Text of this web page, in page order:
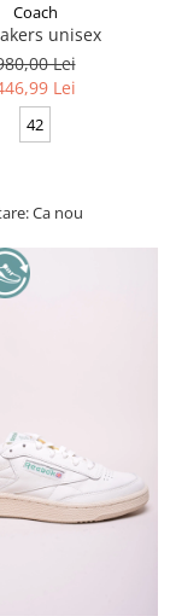
Coach
unisex
Lei
Lei
42
Ca nou